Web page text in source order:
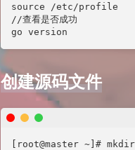
source /etc/profile
//查看是否成功
go version
创建源码文件
[root@master ~]#